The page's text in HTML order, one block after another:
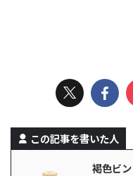
この記事を書いた人
褐色ビン